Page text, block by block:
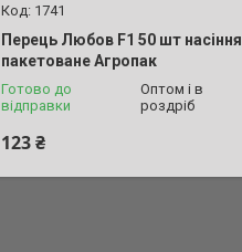
1741
Перець Любов F1 50 шт насіння
пакетоване Агропак
Готово до
відправки
Оптом і в
роздріб
123 ₴